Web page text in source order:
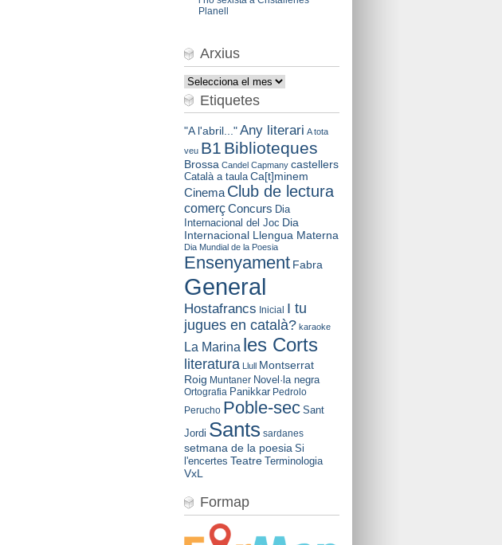
Planell
Arxius
Arxius
Etiquetes
"A l'abril..." Any literari A tota
veu B1 Biblioteques
Brossa Candel Capmany castellers
Català a taula Ca[t]minem
Cinema Club de lectura
comerç Concurs Dia
Internacional del Joc Dia
Internacional Llengua Materna
Dia Mundial de la Poesia
Ensenyament Fabra
General
Hostafrancs Inicial I tu
jugues en català? karaoke
La Marina les Corts
literatura Llull Montserrat
Roig Muntaner Novel·la negra
Ortografia Panikkar Pedrolo
Perucho Poble-sec Sant
Jordi Sants sardanes
setmana de la poesia Si
l'encertes Teatre Terminologia
VxL
Formap